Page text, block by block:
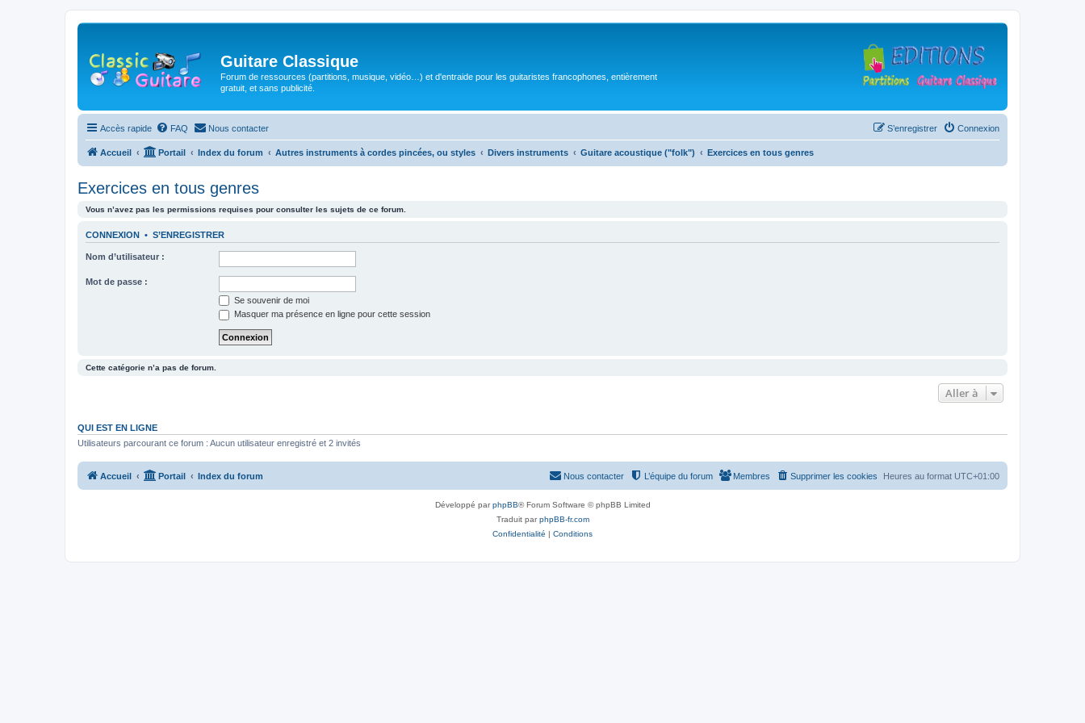
Guitare Classique
Forum de ressources (partitions, musique, vidéo…) et d'entraide pour les guitaristes francophones, entièrement
gratuit, et sans publicité.
Accès rapide FAQ Nous contacter Connexion
S’enregistrer
Accueil Portail Index du forum Autres instruments à cordes pincées, ou styles Divers instruments Guitare acoustique ("folk") Exercices en tous genres
Exercices en tous genres
Vous n’avez pas les permissions requises pour consulter les sujets de ce forum.
CONNEXION • S’ENREGISTRER
Nom d’utilisateur :
Mot de passe :
Se souvenir de moi
Masquer ma présence en ligne pour cette session
Cette catégorie n’a pas de forum.
Aller à
QUI EST EN LIGNE
Utilisateurs parcourant ce forum : Aucun utilisateur enregistré et 2 invités
Accueil Portail Index du forum Heures au format UTC+01:00
Supprimer les cookies
Membres
L’équipe du forum
Nous contacter
Développé parphpBB® Forum Software © phpBB Limited
Traduit parphpBB-fr.com
Confidentialité | Conditions